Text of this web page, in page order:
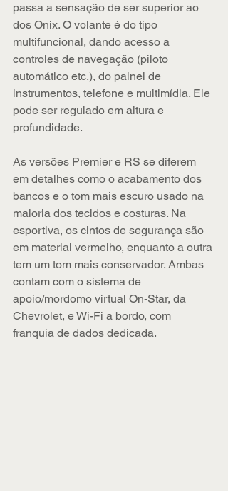
passa a sensação de ser superior ao
dos Onix. O volante é do tipo
multifuncional, dando acesso a
controles de navegação (piloto
automático etc.), do painel de
instrumentos, telefone e multimídia. Ele
pode ser regulado em altura e
profundidade.
As versões Premier e RS se diferem
em detalhes como o acabamento dos
bancos e o tom mais escuro usado na
maioria dos tecidos e costuras. Na
esportiva, os cintos de segurança são
em material vermelho, enquanto a outra
tem um tom mais conservador. Ambas
contam com o sistema de
apoio/mordomo virtual On-Star, da
Chevrolet, e Wi-Fi a bordo, com
franquia de dados dedicada.